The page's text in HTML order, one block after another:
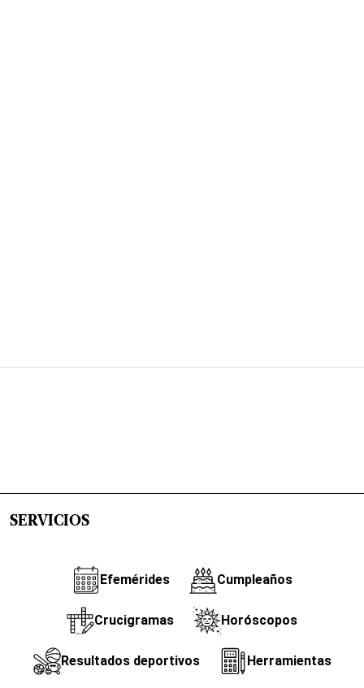
SERVICIOS
Efemérides Cumpleaños
Crucigramas Horóscopos
Resultados deportivos Herramientas